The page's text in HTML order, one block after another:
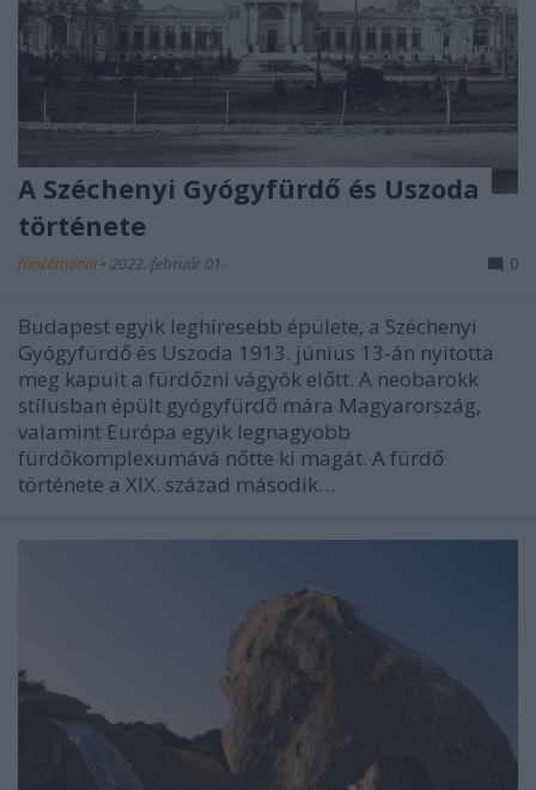
A Széchenyi Gyógyfürdő és Uszoda
története
fürdőmánia • 2022. február 01. 0
Budapest egyik leghíresebb épülete, a Széchenyi
Gyógyfürdő és Uszoda 1913. június 13-án nyitotta
meg kapuit a fürdőzni vágyók előtt. A neobarokk
stílusban épült gyógyfürdő mára Magyarország,
valamint Európa egyik legnagyobb
fürdőkomplexumává nőtte ki magát. A fürdő
története a XIX. század második…